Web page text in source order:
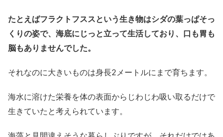
たとえばフラクトフススという生き物はシダの葉っぱそっ
くりの姿で、海底にじっと立って生活しており、口も胃も
脳もありませんでした。
それなのに大きいものは身長2メートルにまで育ちます。
海水に溶けた栄養を体の表面からじわじわ吸い取るだけで
生きていたと考えられています。